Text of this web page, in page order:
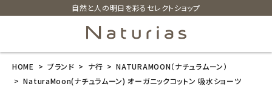
自然と人の明日を彩るセレクトショップ
search
HOME ブランド ナ行
NATURAMOON（ナチュラムーン）
NaturaMoon(ナチュラムーン) オーガニックコットン 吸水ショーツ